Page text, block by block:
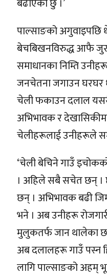
पाल्साङको अगुवाइपछि
बेचबिखनविरुद्ध आफै
समाधानका निम्ति
जनचेतना जगाउन
चेली फकाउन दलाल
अभिभावक र
चेलीहरूलाई उनीहरूले
‘चेली बेचिने गाउँ
। अहिले सबै सचेत छन्
छन् । अभिभावक बढी
भने । अब उनीहरू
मुलुकतर्फ जान थालेका
अब दलालहरू गाउँ पस्न
लागि पाल्साङको अहम्